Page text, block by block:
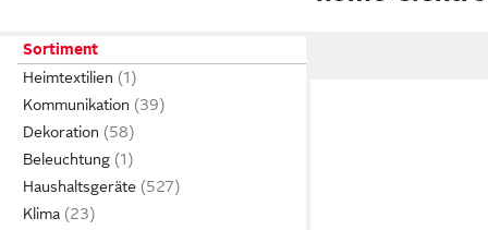
Sortiment
Heimtextilien
Kommunikation
Dekoration
Beleuchtung
Haushaltsgeräte
Klima